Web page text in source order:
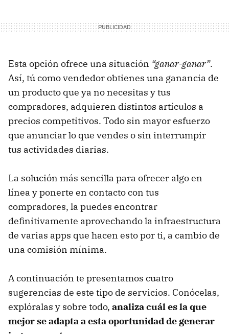
Esta opción ofrece una situación “ganar-ganar”.
Así, tú como vendedor obtienes una ganancia de
un producto que ya no necesitas y tus
compradores, adquieren distintos artículos a
precios competitivos. Todo sin mayor esfuerzo
que anunciar lo que vendes o sin interrumpir
tus actividades diarias.
La solución más sencilla para ofrecer algo en
línea y ponerte en contacto con tus
compradores, la puedes encontrar
definitivamente aprovechando la infraestructura
de varias apps que hacen esto por ti, a cambio de
una comisión mínima.
A continuación te presentamos cuatro
sugerencias de este tipo de servicios. Conócelas,
explóralas y sobre todo, analiza cuál es la que
mejor se adapta a esta oportunidad de generar